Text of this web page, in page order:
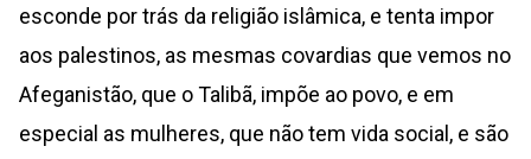
esconde por trás da religião islâmica, e tenta impor
aos palestinos, as mesmas covardias que vemos no
Afeganistão, que o Talibã, impõe ao povo, e em
especial as mulheres, que não tem vida social, e são